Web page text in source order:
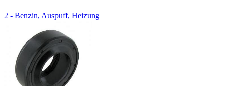
2 - Benzin, Auspuff, Heizung